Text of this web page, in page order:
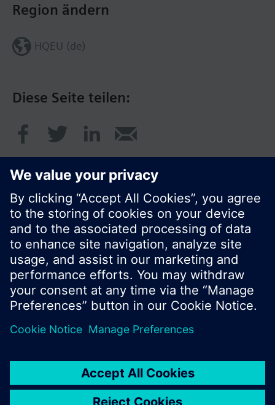
Diese Seite teilen:
Region ändern
HQEU (de)
© Siemens Schweiz AG 2017
Produktangebot und Preise können pro Land
variieren.
Nutzungsbedingungen